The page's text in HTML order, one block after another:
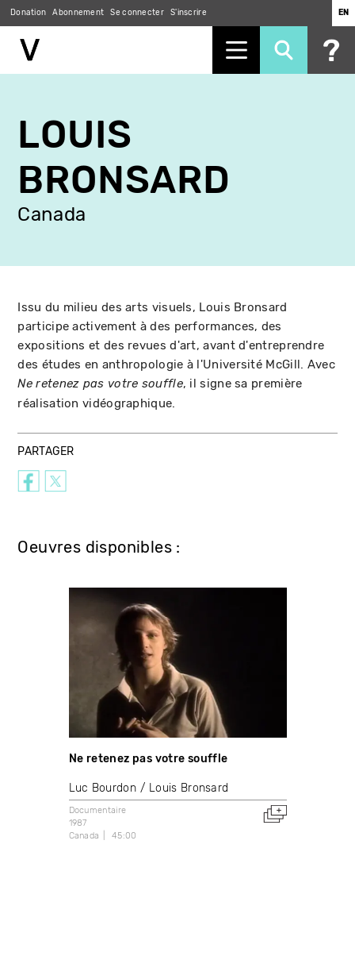
contenu
principal
Donation Abonnement Se connecter S'inscrire EN
LOUIS
BRONSARD
Canada
Issu du milieu des arts visuels, Louis Bronsard
participe activement à des performances, des
expositions et des revues d'art, avant d'entreprendre
des études en anthropologie à l'Université McGill. Avec
Ne retenez pas votre souffle, il signe sa première
réalisation vidéographique.
PARTAGER
Oeuvres disponibles :
Ne retenez pas votre souffle
Luc Bourdon Louis Bronsard
Documentaire
1987
Canada
45:00